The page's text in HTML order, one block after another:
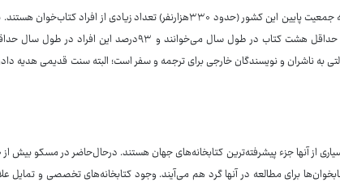
نرخ سوادآموزی در ایسلند ۹۹درصد است و باتوجه‌به جمعیت پایین این کشور (حدود ۳۳۰هزارنفر) تعداد زیادی از
منتشرشده در سال۲۰۱۶، ۵۰درصد از مردم ایسلند حداقل هشت کتاب در طول سال می‌خوانند و ۹۳درصد
به ناشران و نویسندگان خارجی برای ترجمه و سفر است؛ البته سنت قدیمی هدیه
که کتابخوان‌ها برای مطالعه در آنها گرد هم می‌آیند. وجود کتابخانه‌های تخصصی و تمایل